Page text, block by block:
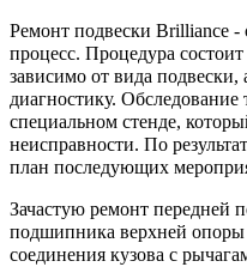
Ремонт подвески Brilliance
процесс. Процедура
зависимо от вида
диагностику. Обследование
специальном стенде,
неисправности. По
план последующих
Зачастую ремонт передней
подшипника верхней опоры
соединения кузова с